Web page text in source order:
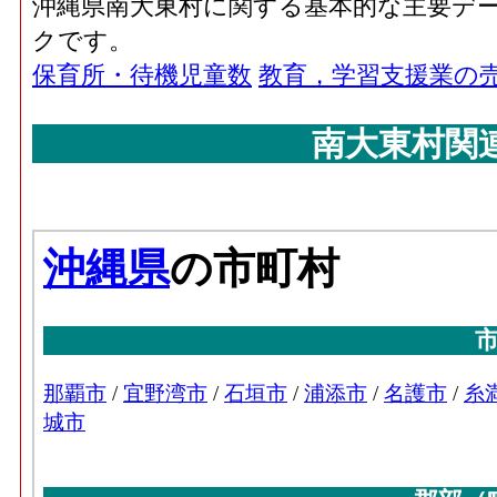
沖縄県南大東村に関する基本的な主要デ
クです。
保育所・待機児童数 教育，学習支援業の
南大東村関